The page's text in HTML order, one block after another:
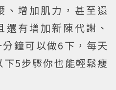
、增加肌力，甚至還
有增加新陳代謝、
鐘可以做6下，每天
5步驟你也能輕鬆瘦